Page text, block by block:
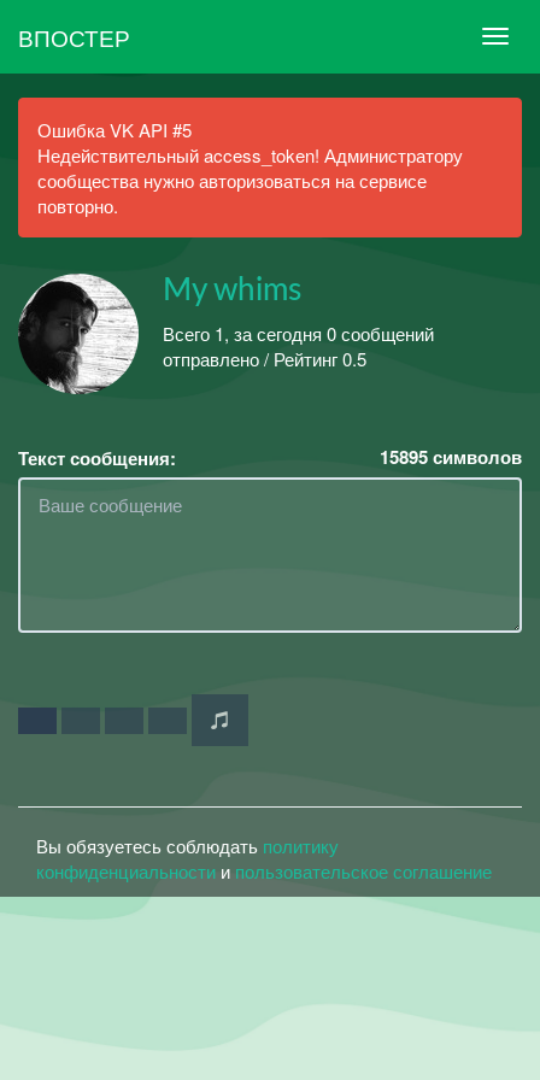
ВПОСТЕР
Ошибка VK API #5
Недействительный access_token! Администратору
сообщества нужно авторизоваться на сервисе
повторно.
My whims
Всего 1, за сегодня 0 сообщений
отправлено / Рейтинг 0.5
Текст сообщения: 15895символов
Вы обязуетесь соблюдать политику
конфиденциальности и пользовательское соглашение